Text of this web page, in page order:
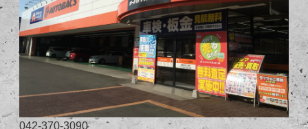
042-370-3090